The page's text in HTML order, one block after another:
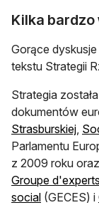
Kilka
Gorące
tekstu Strategii
Strategia
dokumentów
Strasburskiej,
Parlamentu
z 2009 roku
Groupe
social (GECES) i